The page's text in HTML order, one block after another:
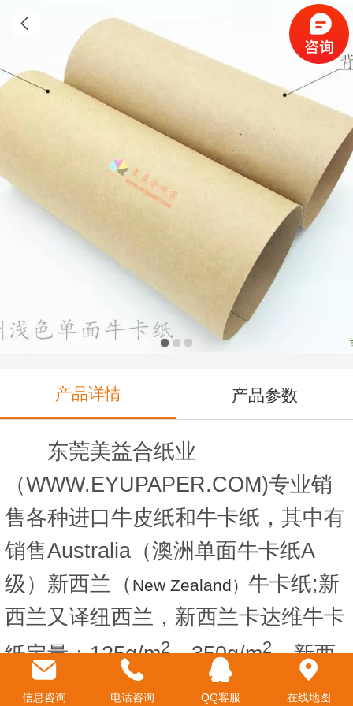
新西兰进口牛卡纸 澳洲牛卡oji
产品详情 产品参数
东莞美益合纸业
（WWW.EYUPAPER.COM)专业销
售各种进口牛皮纸和牛卡纸，其中有
销售Australia（澳洲单面牛卡纸A
级）新西兰（ New Zealand） 牛卡纸;新
西兰又译纽西兰，新西兰卡达维牛卡
纸定量：125g/m2－350g/m2，新西
兰牛卡纸是以针叶桨和是再生浆混合
信息咨询 电话咨询 QQ客服 在线地图